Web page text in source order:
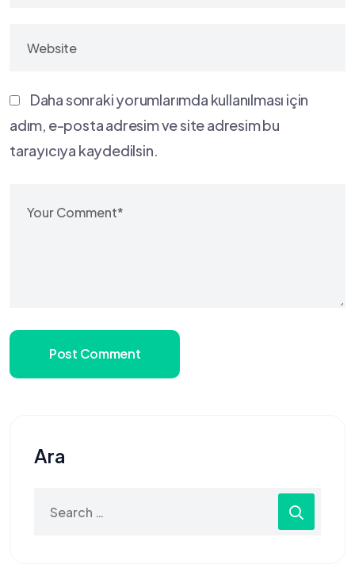
Daha sonraki yorumlarımda kullanılması için
adım, e-posta adresim ve site adresim bu
tarayıcıya kaydedilsin.
Post Comment
Ara
for: